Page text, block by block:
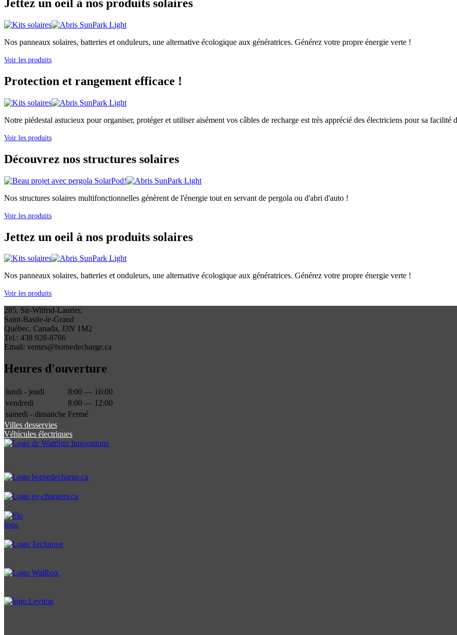
Jettez un oeil à nos produits solaires
Nos panneaux solaires, batteries et onduleurs, une alternative écologique aux génératrices. Générez votre propre énergie verte !
Voir les produits
Protection et rangement efficace !
Notre piédestal astucieux pour organiser, protéger et utiliser aisément vos câbles de recharge est très apprécié des électriciens pour sa facilité
Voir les produits
Découvrez nos structures solaires
Nos structures solaires multifonctionnelles génèrent de l'énergie tout en servant de pergola ou d'abri d'auto !
Voir les produits
Jettez un oeil à nos produits solaires
Nos panneaux solaires, batteries et onduleurs, une alternative écologique aux génératrices. Générez votre propre énergie verte !
Voir les produits
285, Sir-Wilfrid-Laurier,
Saint-Basile-le-Grand
Québec, Canada, J3N 1M2
Tel.: 438 928-8766
Email: ventes@bornedecharge.ca
Heures d'ouverture
lundi - jeudi
8:00 — 16:00
vendredi
8:00 — 12:00
samedi - dimanche Fermé
Villes desservies
Véhicules électriques